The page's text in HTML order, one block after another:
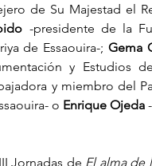
de Su Majestad el
-presidente de la
de Essaouira-; Gema
y miembro del
o Enrique Ojeda
Jornadas de El alma de